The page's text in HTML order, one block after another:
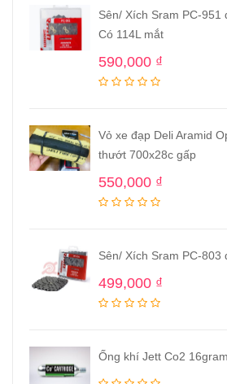
Sên/ Xích Sram PC-951
Có 114L mắt
590,000 ₫
Vỏ xe đạp Deli Aramid
thướt 700x28c gấp
550,000 ₫
Sên/ Xích Sram PC-803
499,000 ₫
Ống khí Jett Co2 16gram